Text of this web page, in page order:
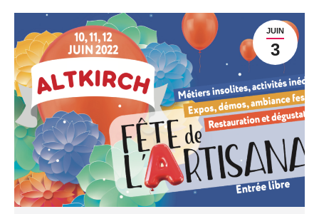
JUIN
3